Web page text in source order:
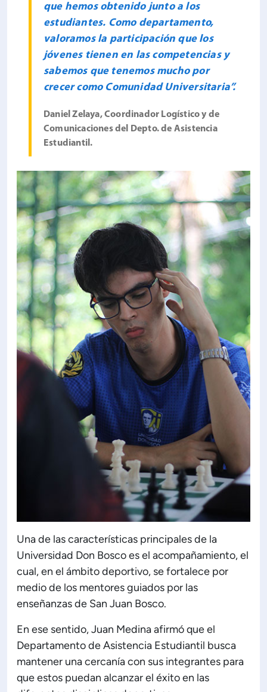
que hemos obtenido junto a los
estudiantes. Como departamento,
valoramos la participación que los
jóvenes tienen en las competencias y
sabemos que tenemos mucho por
crecer como Comunidad Universitaria”.
Daniel Zelaya, Coordinador Logístico y de
Comunicaciones del Depto. de Asistencia
Estudiantil.
Una de las características principales de la
Universidad Don Bosco es el acompañamiento, el
cual, en el ámbito deportivo, se fortalece por
medio de los mentores guiados por las
enseñanzas de San Juan Bosco.
En ese sentido, Juan Medina afirmó que el
Departamento de Asistencia Estudiantil busca
mantener una cercanía con sus integrantes para
que estos puedan alcanzar el éxito en las